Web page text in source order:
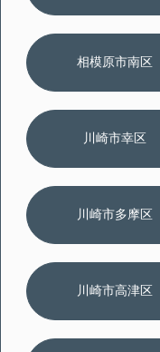
相模原市南区
川崎市幸区
川崎市多摩区
川崎市高津区